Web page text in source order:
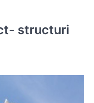
structuri